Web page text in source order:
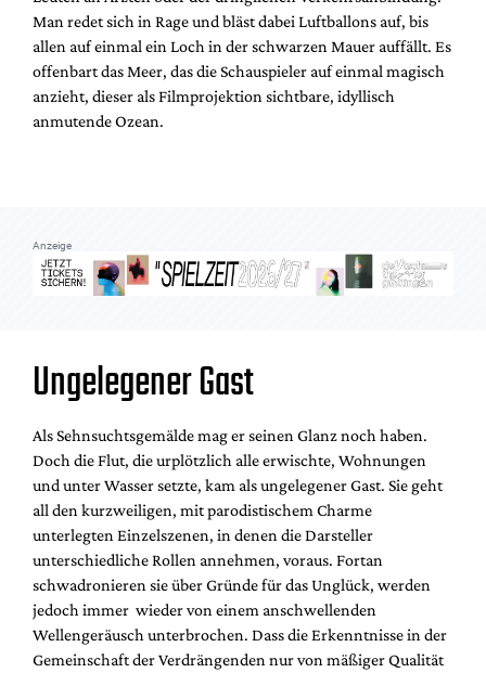
Man redet sich in Rage und bläst dabei Luftballons auf, bis
allen auf einmal ein Loch in der schwarzen Mauer auffällt. Es
offenbart das Meer, das die Schauspieler auf einmal magisch
anzieht, dieser als Filmprojektion sichtbare, idyllisch
anmutende Ozean.
Anzeige
Ungelegener Gast
Als Sehnsuchtsgemälde mag er seinen Glanz noch haben.
Doch die Flut, die urplötzlich alle erwischte, Wohnungen
und unter Wasser setzte, kam als ungelegener Gast. Sie geht
all den kurzweiligen, mit parodistischem Charme
unterlegten Einzelszenen, in denen die Darsteller
unterschiedliche Rollen annehmen, voraus. Fortan
schwadronieren sie über Gründe für das Unglück, werden
jedoch immer wieder von einem anschwellenden
Wellengeräusch unterbrochen. Dass die Erkenntnisse in der
Gemeinschaft der Verdrängenden nur von mäßiger Qualität